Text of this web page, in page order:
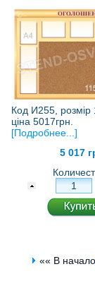
Код И255, розмір
ціна 5017грн.
[Подробнее...]
5 017
«« В начало